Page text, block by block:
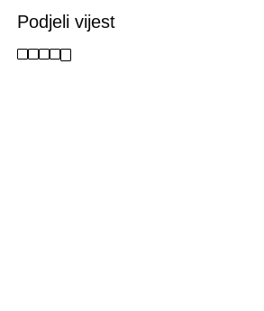
Podjeli vijest